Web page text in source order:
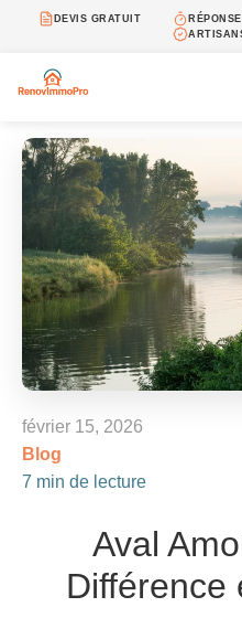
DEVIS GRATUIT
février 15, 2026
Blog
7 min de lecture
Aval
Différence